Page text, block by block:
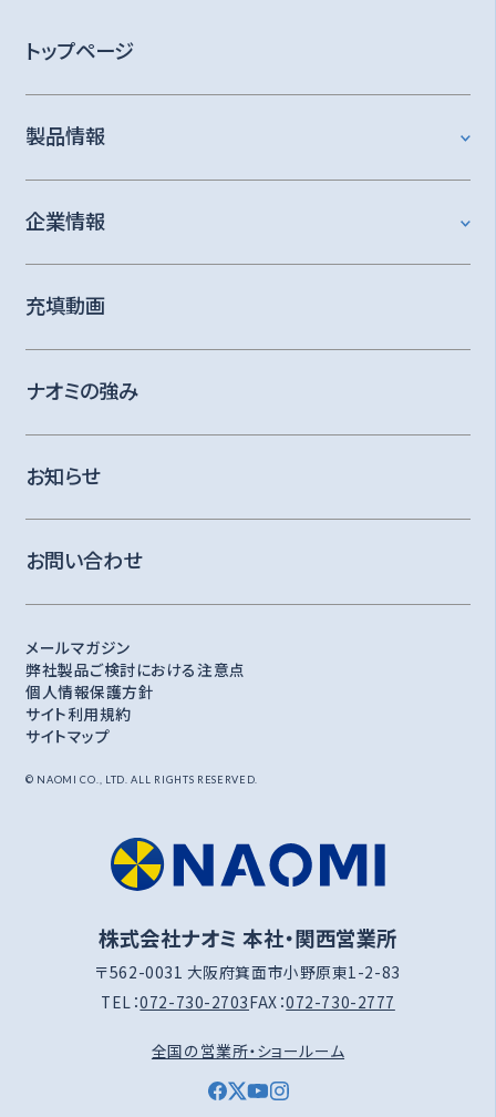
トップページ
製品情報
企業情報
充填動画
ナオミの強み
お知らせ
お問い合わせ
メールマガジン
弊社製品ご検討における注意点
個人情報保護方針
サイト利用規約
サイトマップ
© NAOMI CO., LTD. ALL RIGHTS RESERVED.
株式会社ナオミ 本社・関西営業所
〒562-0031 大阪府箕面市小野原東1-2-83
TEL：072-730-2703FAX：072-730-2777
全国の営業所・ショールーム